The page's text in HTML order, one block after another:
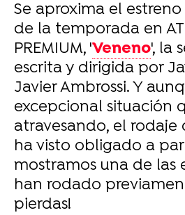
Se aproxima el
de la temporada en
PREMIUM, 'Veneno', la
escrita y dirigida por
Javier Ambrossi. Y
excepcional situación
atravesando, el rodaje
ha visto obligado a
mostramos una de las
han rodado
pierdas!